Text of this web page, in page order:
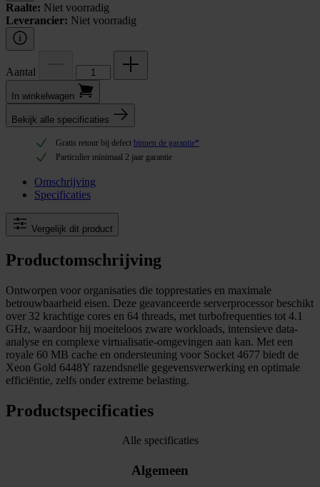
Raalte: Niet voorradig
Leverancier: Niet voorradig
Aantal
In winkel­wagen
Bekijk alle specificaties
Gratis retour bij defect binnen de garantie*
Particulier minimaal 2 jaar garantie
Omschrijving
Specificaties
Vergelijk dit product
Productomschrijving
Ontworpen voor organisaties die topprestaties en maximale
betrouwbaarheid eisen. Deze geavanceerde serverprocessor beschikt
over 32 krachtige cores en 64 threads, met turbofrequenties tot 4.1
GHz, waardoor hij moeiteloos zware workloads, intensieve data-
analyse en complexe virtualisatie-omgevingen aan kan. Met een
royale 60 MB cache en ondersteuning voor Socket 4677 biedt de
Xeon Gold 6448Y razendsnelle gegevensverwerking en optimale
efficiëntie, zelfs onder extreme belasting.
Productspecificaties
Alle specificaties
Algemeen